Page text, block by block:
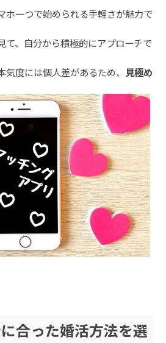
ホ一つで始められる手軽さが魅力で
て、自分から積極的にアプローチで
度には個人差があるため、
見極め
合った婚活方法を選